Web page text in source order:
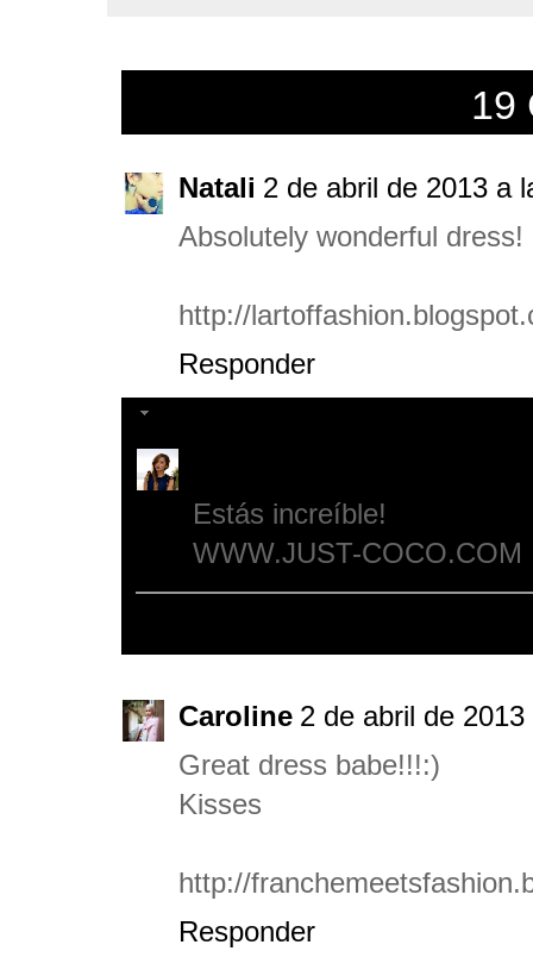
19
Natali 2 de abril de 2013 a
Absolutely wonderful dress!
http://
Responder
Estás increíble!
WWW.JUST-COCO.COM
Caroline 2 de abril de
Great dress babe!!!:)
Kisses
http://
Responder